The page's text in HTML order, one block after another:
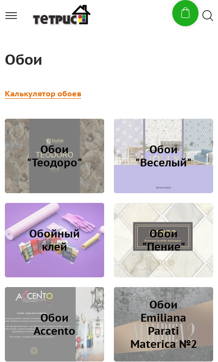
Обои
Калькулятор обоев
Обои
"Теодоро"
Обои
"Веселый"
Обойный
клей
Обои
"Пение"
Обои
Accento
Обои
Emiliana
Parati
Materica №2